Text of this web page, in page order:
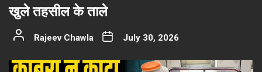
खुले तहसील के ताले
Rajeev Chawla July 30, 2026